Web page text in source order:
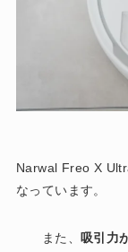
Narwal Freo X
なっています。
また、 吸引力